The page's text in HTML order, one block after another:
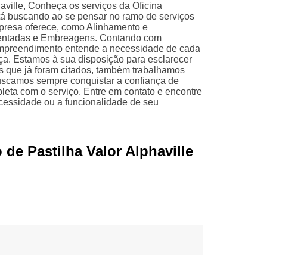
Conheça os serviços da Oficina
buscando ao se pensar no ramo de serviços
oferece, como Alinhamento e
e Embreagens. Contando com
entende a necessidade de cada
Estamos à sua disposição para esclarecer
já foram citados, também trabalhamos
sempre conquistar a confiança de
com o serviço. Entre em contato e encontre
ou a funcionalidade de seu
de Pastilha Valor Alphaville